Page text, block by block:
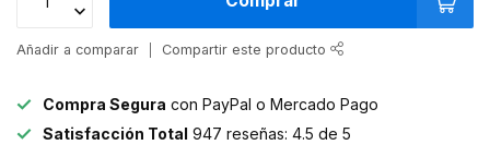
Añadir a comparar Compartir este producto
Compra Segura con PayPal o Mercado Pago
Satisfacción Total 947 reseñas: 4.5 de 5